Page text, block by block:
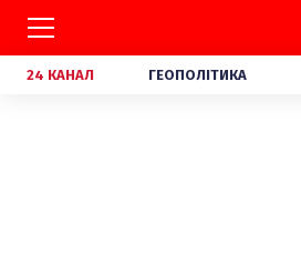
24 КАНАЛ ГЕОПОЛІТИКА